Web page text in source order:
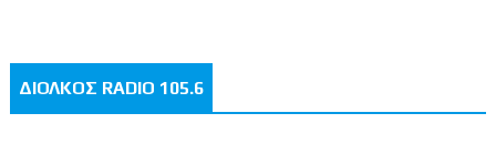
ΔΙΟΛΚΟΣ RADIO 105.6